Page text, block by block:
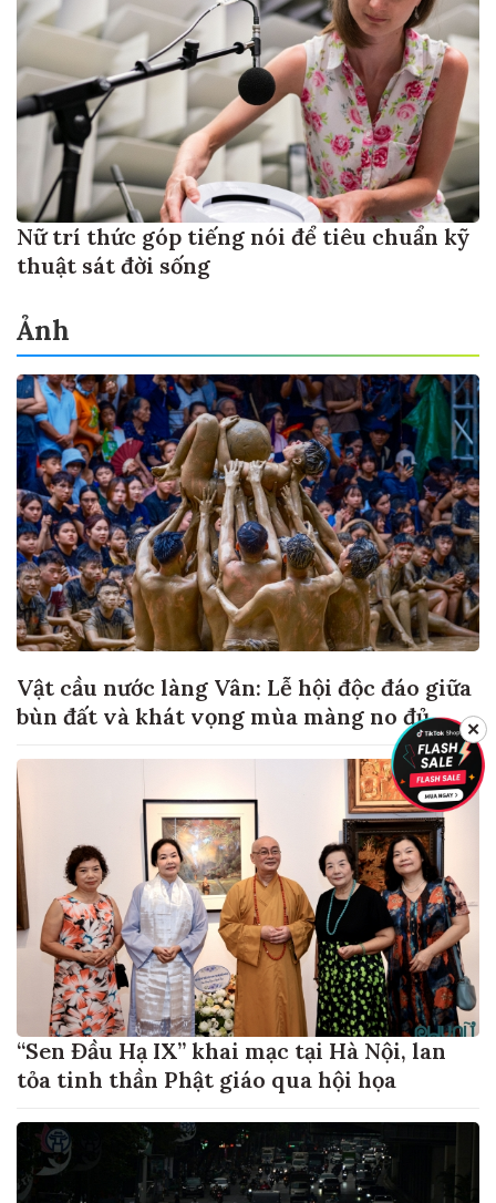
Nữ trí thức góp tiếng nói để tiêu chuẩn kỹ
thuật sát đời sống
Ảnh
Vật cầu nước làng Vân: Lễ hội độc đáo giữa
bùn đất và khát vọng mùa màng no đủ
“Sen Đầu Hạ IX” khai mạc tại Hà Nội, lan
tỏa tinh thần Phật giáo qua hội họa
✕